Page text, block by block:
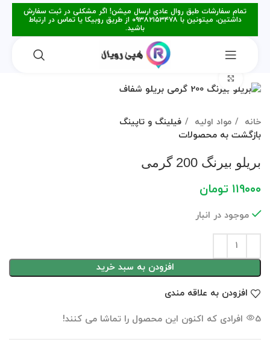
تمام سفارشات طبق روال عادی ارسال میشن! اگر مشکلی در ثبت سفارش
داشتین، میتونین با ۰۹۳۸۲۱۵۳۴۷۸ از طریق روبیکا یا تماس در ارتباط
باشید.
خانه مواد اولیه فیلینگ و تاپینگ
بازگشت به محصولات
بریلو بیرنگ 200 گرمی
۱۱۹۰۰۰ تومان
موجود در انبار
افزودن به سبد خرید
افزودن به علاقه مندی
5 افرادی که اکنون این محصول را تماشا می کنند!